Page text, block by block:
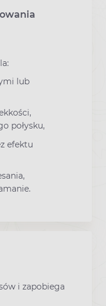
lub
połysku,
efektu
i zapobiega